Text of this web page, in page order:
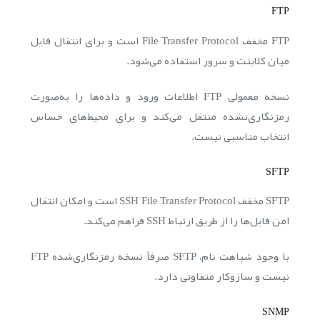
FTP
FTP مخفف File Transfer Protocol است و برای انتقال فایل
میان کلاینت و سرور استفاده می‌شود.
نسخه معمولی FTP اطلاعات ورود و داده‌ها را به‌صورت
رمزنگاری‌نشده منتقل می‌کند و برای محیط‌های حساس
انتخاب مناسبی نیست.
SFTP
SFTP مخفف SSH File Transfer Protocol است و امکان انتقال
امن فایل‌ها را از طریق ارتباط SSH فراهم می‌کند.
با وجود شباهت نام، SFTP صرفاً نسخه رمزنگاری‌شده FTP
نیست و سازوکار متفاوتی دارد.
SNMP